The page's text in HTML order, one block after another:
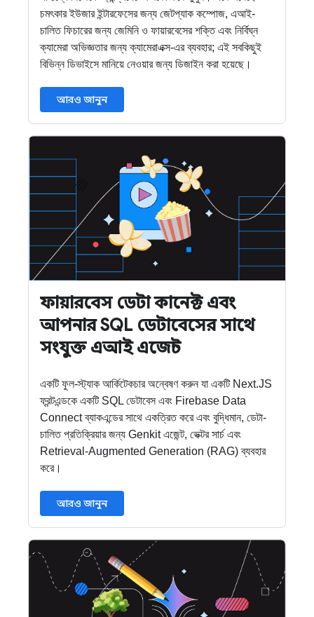
চমৎকার ইউজার ইন্টারফেসের জন্য জেটপ্যাক কম্পোজ, এআই-
চালিত ফিচারের জন্য জেমিনি ও ফায়ারবেসের শক্তি এবং নির্বিঘ্ন
ক্যামেরা অভিজ্ঞতার জন্য ক্যামেরাএক্স-এর ব্যবহার; এই সবকিছুই
বিভিন্ন ডিভাইসে মানিয়ে নেওয়ার জন্য ডিজাইন করা হয়েছে।
আরও জানুন
ফায়ারবেস ডেটা কানেক্ট এবং
আপনার SQL ডেটাবেসের সাথে
সংযুক্ত এআই এজেন্ট
একটি ফুল-স্ট্যাক আর্কিটেকচার অন্বেষণ করুন যা একটি Next.JS
ফ্রন্টএন্ডকে একটি SQL ডেটাবেস এবং Firebase Data
Connect ব্যাকএন্ডের সাথে একত্রিত করে এবং বুদ্ধিমান, ডেটা-
চালিত প্রতিক্রিয়ার জন্য Genkit এজেন্ট, ভেক্টর সার্চ এবং
Retrieval-Augmented Generation (RAG) ব্যবহার
করে।
আরও জানুন